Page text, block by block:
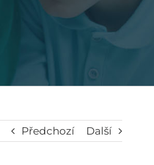
Předchozí Další